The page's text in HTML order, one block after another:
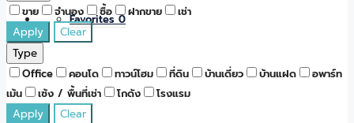
Favorites0
ขาย จำนอง ซื้อ ฝากขาย เช่า
Apply
Clear
Type
Office คอนโด ทาวน์โฮม ที่ดิน บ้านเดี่ยว บ้านแฝด
อพาร์ท
เม้น
เซ้ง / พื้นที่เช่า โกดัง โรงแรม
Apply Clear